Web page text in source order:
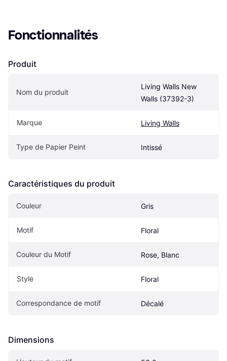
Fonctionnalités
Produit
Nom du produit
Living Walls New
Walls (37392-3)
Marque Living Walls
Type de Papier Peint Intissé
Caractéristiques du produit
Couleur Gris
Motif Floral
Couleur du Motif Rose, Blanc
Style Floral
Correspondance de motif Décalé
Dimensions